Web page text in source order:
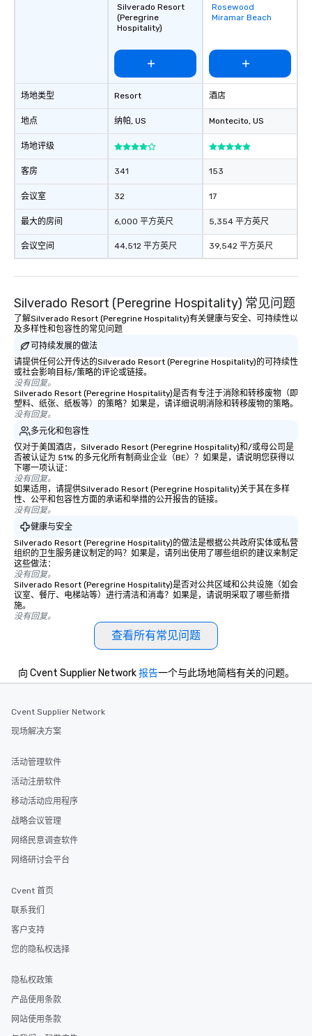
场地类型
地点
场地评级
客房
会议室
最大的房间
会议空间
Silverado Resort
(Peregrine
Hospitality)
Resort
纳帕, US
341
32
6,000 平方英尺
44,512 平方英尺
Removed from
favorites
Rosewood
Miramar Beach
酒店
Montecito, US
153
17
5,354 平方英尺
39,542 平方英尺
Silverado Resort (Peregrine Hospitality) 常见问题
了解Silverado Resort (Peregrine Hospitality)有关健康与安全、可持续性以
及多样性和包容性的常见问题
可持续发展的做法
请提供任何公开传达的Silverado Resort (Peregrine Hospitality)的可持续性
或社会影响目标/策略的评论或链接。
没有回复。
Silverado Resort (Peregrine Hospitality)是否有专注于消除和转移废物（即
塑料、纸张、纸板等）的策略？如果是，请详细说明消除和转移废物的策略。
没有回复。
多元化和包容性
仅对于美国酒店，Silverado Resort (Peregrine Hospitality)和/或母公司是
否被认证为 51% 的多元化所有制商业企业（BE）？如果是，请说明您获得以
下哪一项认证：
没有回复。
如果适用，请提供Silverado Resort (Peregrine Hospitality)关于其在多样
性、公平和包容性方面的承诺和举措的公开报告的链接。
没有回复。
健康与安全
Silverado Resort (Peregrine Hospitality)的做法是根据公共政府实体或私营
组织的卫生服务建议制定的吗？如果是，请列出使用了哪些组织的建议来制定
这些做法：
没有回复。
Silverado Resort (Peregrine Hospitality)是否对公共区域和公共设施（如会
议室、餐厅、电梯站等）进行清洁和消毒？如果是，请说明采取了哪些新措
施。
没有回复。
查看所有常见问题
向 Cvent Supplier Network报告一个与此场地简档有关的问题。
Cvent Supplier Network
现场解决方案
活动管理软件
活动注册软件
移动活动应用程序
战略会议管理
网络民意调查软件
网络研讨会平台
Cvent 首页
联系我们
客户支持
您的隐私权选择
隐私权政策
产品使用条款
网站使用条款